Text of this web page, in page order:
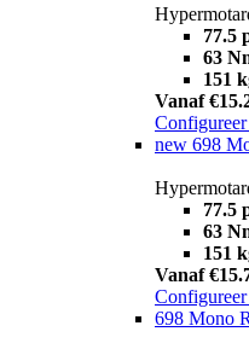
77.5
63
151
Vanaf
Configureer
new 698
77.5
63
151
Vanaf
Configureer
698 Mono